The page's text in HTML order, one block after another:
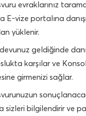
evraklarınız
E-vize portalına
yüklenir.
geldiğinde
karşılar ve
girmenizi sağlar.
sizleri bilgilendirir ve